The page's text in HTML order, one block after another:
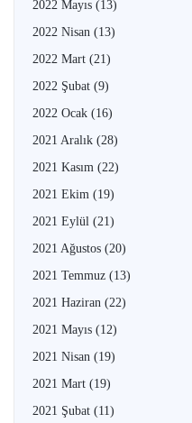
2022 Mayıs (13)
2022 Nisan (13)
2022 Mart (21)
2022 Şubat (9)
2022 Ocak (16)
2021 Aralık (28)
2021 Kasım (22)
2021 Ekim (19)
2021 Eylül (21)
2021 Ağustos (20)
2021 Temmuz (13)
2021 Haziran (22)
2021 Mayıs (12)
2021 Nisan (19)
2021 Mart (19)
2021 Şubat (11)